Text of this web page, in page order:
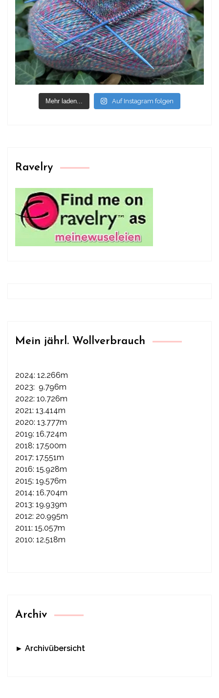
Mehr laden... Auf Instagram folgen
Ravelry
Mein jährl. Wollverbrauch
2024: 12.266m
2023: 9.796m
2022: 10.726m
2021: 13.414m
2020: 13.777m
2019: 16.724m
2018: 17.500m
2017: 17.551m
2016: 15.928m
2015: 19.576m
2014: 16.704m
2013: 19.939m
2012: 20.995m
2011: 15.057m
2010: 12.518m
Archiv
► Archivübersicht